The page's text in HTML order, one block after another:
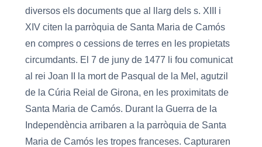
diversos els documents que al llarg dels s. XIII i
XIV citen la parròquia de Santa Maria de Camós
en compres o cessions de terres en les propietats
circumdants. El 7 de juny de 1477 li fou comunicat
al rei Joan II la mort de Pasqual de la Mel, agutzil
de la Cúria Reial de Girona, en les proximitats de
Santa Maria de Camós. Durant la Guerra de la
Independència arribaren a la parròquia de Santa
Maria de Camós les tropes franceses. Capturaren